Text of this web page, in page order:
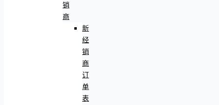
销
商
新
经
销
商
订
单
表